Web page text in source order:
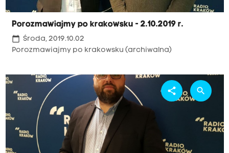
Porozmawiajmy po krakowsku - 2.10.2019 r.
calendar_today Środa, 2019.10.02
Porozmawiajmy po krakowsku (archiwalna)
share search